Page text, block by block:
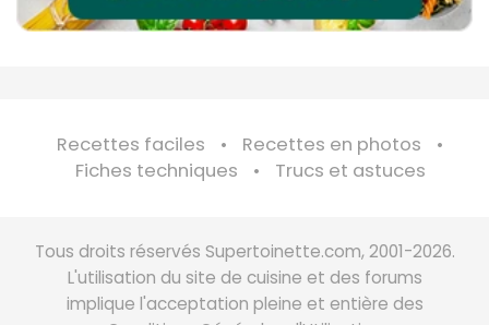
Recettes faciles
Recettes en photos
Fiches techniques
Trucs et astuces
Tous droits réservés Supertoinette.com, 2001-2026.
L'utilisation du site de cuisine et des forums
implique l'acceptation pleine et entière des